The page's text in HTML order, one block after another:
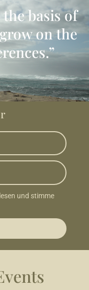
the basis of
on the
und stimme